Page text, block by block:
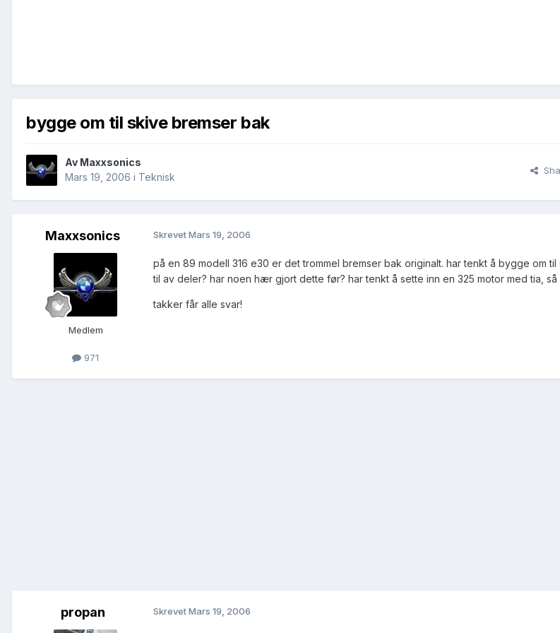
bygge om til skive bremser bak
Av Maxxsonics
Mars 19, 2006 i Teknisk
Maxxsonics
Medlem
971
SkrevetMars 19, 2006
på en 89 modell 316 e30 er det trommel bremser bak originalt. har tenkt å bygge om til
til av deler? har noen hær gjort dette før? har tenkt å sette inn en 325 motor med tia, så
takker får alle svar!
propan SkrevetMars 19, 2006